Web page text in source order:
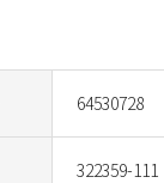
64530728
322359-111